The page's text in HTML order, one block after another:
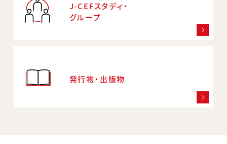
J-CEFスタディ・
グループ
発行物・出版物